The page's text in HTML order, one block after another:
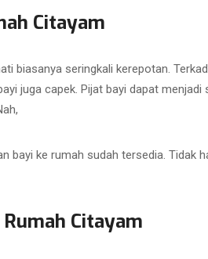
Citayam
biasanya seringkali kerepotan.
juga capek. Pijat bayi dapat
bayi ke rumah sudah tersedia.
Citayam